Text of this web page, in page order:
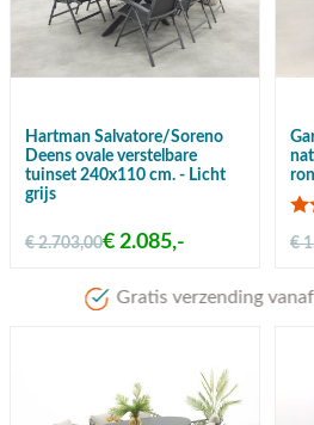
Hartman Salvatore/Soreno
Deens ovale verstelbare
tuinset 240x110 cm. - Licht
grijs
€ 2.703,00€ 2.085,- €
Meer dan 80